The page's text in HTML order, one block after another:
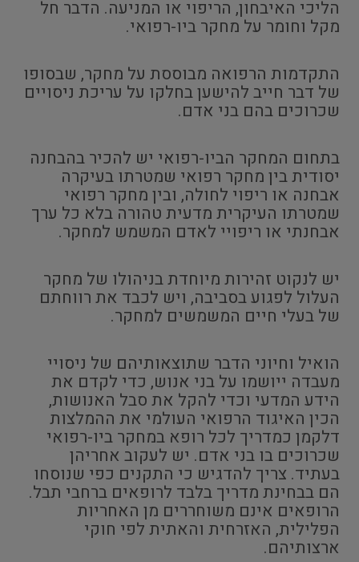
הליכי האיבחון, הריפוי או המניעה. הדבר חל
מקל וחומר על מחקר ביו-רפואי.
התקדמות הרפואה מבוססת על מחקר, שבסופו
של דבר חייב להישען בחלקו על עריכת ניסויים
שכרוכים בהם בני אדם.
בתחום המחקר הביו-רפואי יש להכיר בהבחנה
יסודית בין מחקר רפואי שמטרתו בעיקרה
אבחנה או ריפוי לחולה, ובין מחקר רפואי
שמטרתו העיקרית מדעית טהורה בלא כל ערך
אבחנתי או ריפויי לאדם המשמש למחקר.
יש לנקוט זהירות מיוחדת בניהולו של מחקר
העלול לפגוע בסביבה, ויש לכבד את רווחתם
של בעלי חיים המשמשים למחקר.
הואיל וחיוני הדבר שתוצאותיהם של ניסויי
מעבדה ייושמו על בני אנוש, כדי לקדם את
הידע המדעי וכדי להקל את סבל האנושות,
הכין האיגוד הרפואי העולמי את ההמלצות
דלקמן כמדריך לכל רופא במחקר ביו-רפואי
שכרוכים בו בני אדם. יש לעקוב אחריהן
בעתיד. צריך להדגיש כי התקנים כפי שנוסחו
הם בבחינת מדריך בלבד לרופאים ברחבי תבל.
הרופאים אינם משוחררים מן האחריות
הפלילית, האזרחית והאתית לפי חוקי
ארצותיהם.